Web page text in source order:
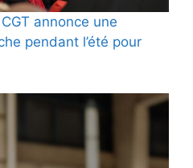
annonce une
pendant l’été pour